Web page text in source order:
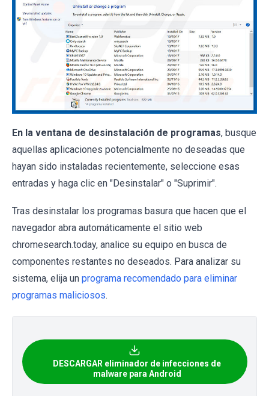
En la ventana de desinstalación de programas, busque
aquellas aplicaciones potencialmente no deseadas que
hayan sido instaladas recientemente, seleccione esas
entradas y haga clic en "Desinstalar" o "Suprimir".
Tras desinstalar los programas basura que hacen que el
navegador abra automáticamente el sitio web
chromesearch.today, analice su equipo en busca de
componentes restantes no deseados. Para analizar su
sistema, elija un programa recomendado para eliminar
programas maliciosos.
DESCARGAR eliminador de infecciones de
malware para Android